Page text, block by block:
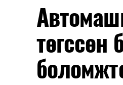
төгссөн